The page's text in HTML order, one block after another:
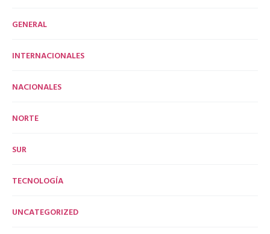
GENERAL
INTERNACIONALES
NACIONALES
NORTE
SUR
TECNOLOGÍA
UNCATEGORIZED